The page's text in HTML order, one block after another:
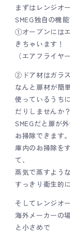
まずはレンジオ
SMEG独自の機
①オーブンには
きちゃいます！
（エアフライヤ
②ドア材はガラ
なんと扉材が簡
使っているうち
だりしませんか？
SMEGだと扉が
お掃除できます。
庫内のお掃除を
て、
蒸気で蒸すよう
すっきり衛生的
そしてレンジオ
海外メーカーの
と小さめで